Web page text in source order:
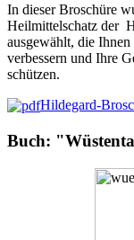
In dieser Broschüre
Heilmittelschatz der
ausgewählt, die
verbessern und Ihre
schützen.
Hildegard-
Buch: